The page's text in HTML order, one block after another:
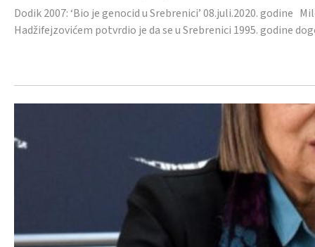
Dodik 2007: ‘Bio je genocid u Srebrenici’ 08.juli.2020. godine
Hadžifejzovićem potvrdio je da se u Srebrenici 1995. godine